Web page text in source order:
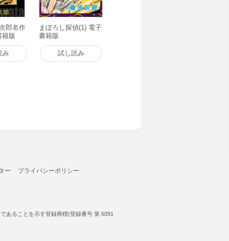
郎名作
籍版
み
まぼろし探偵(1) 電子
書籍版
試し読み
ー プライバシーポリシー
あることを示す登録商標(登録番号 第 6091